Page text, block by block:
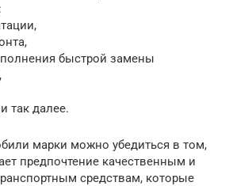
быстрой замены
так далее.
марки можно убедиться в том,
предпочтение качественным и
средствам, которые